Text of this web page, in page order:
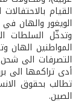
القيام
الويغور والهان
وتدخّل السلطات
المواطنين الهان
التصرفات الى
أدى تراكمها الى
تطالب بحقوق
الصين.